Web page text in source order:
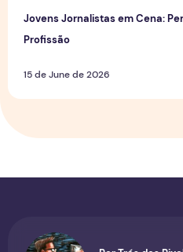
Jovens Jornalistas em Cena:
Profissão
15 de June de 2026